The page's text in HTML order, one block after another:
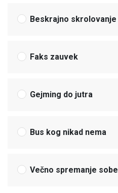
Beskrajno skrolovanje
Faks zauvek
Gejming do jutra
Bus kog nikad nema
Večno spremanje sobe